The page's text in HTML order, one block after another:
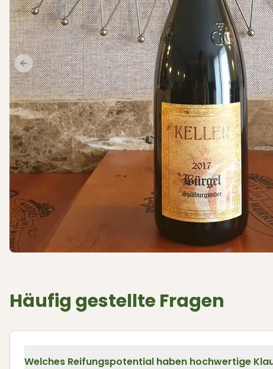
Previous slide
Häufig gestellte Fragen
Welches Reifungspotential haben hochwertige